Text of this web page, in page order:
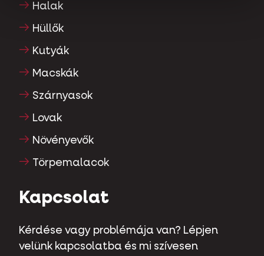
Halak
Hüllők
Kutyák
Macskák
Szárnyasok
Lovak
Növényevők
Törpemalacok
Kapcsolat
Kérdése vagy problémája van? Lépjen
velünk kapcsolatba és mi szívesen